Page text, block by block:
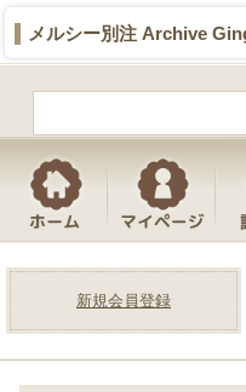
メルシー別注 Archive
新規会員登録